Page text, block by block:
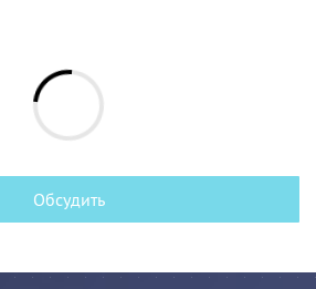
Обсудить